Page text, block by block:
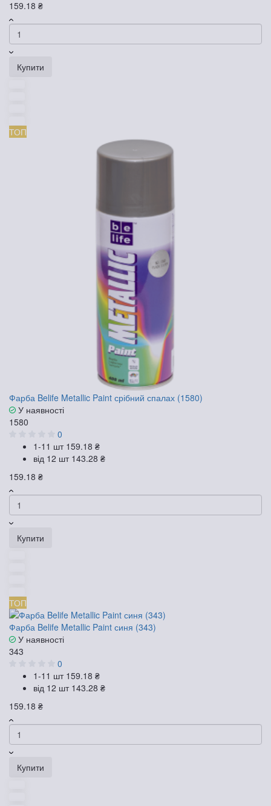
159.18 ₴
Купити
ТОП
Фарба Belife Metallic Paint срібний спалах (1580)
У наявності
1580
0
1-11 шт 159.18 ₴
від 12 шт 143.28 ₴
159.18 ₴
Купити
ТОП
Фарба Belife Metallic Paint синя (343)
У наявності
343
0
1-11 шт 159.18 ₴
від 12 шт 143.28 ₴
159.18 ₴
Купити